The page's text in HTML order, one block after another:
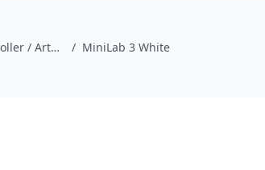
midi controller / Arturia / MiniLab 3 White